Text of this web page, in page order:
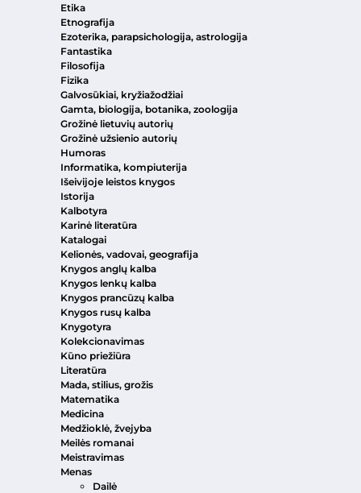
Etika
Etnografija
Ezoterika, parapsichologija, astrologija
Fantastika
Filosofija
Fizika
Galvosūkiai, kryžiažodžiai
Gamta, biologija, botanika, zoologija
Grožinė lietuvių autorių
Grožinė užsienio autorių
Humoras
Informatika, kompiuterija
Išeivijoje leistos knygos
Istorija
Kalbotyra
Karinė literatūra
Katalogai
Kelionės, vadovai, geografija
Knygos anglų kalba
Knygos lenkų kalba
Knygos prancūzų kalba
Knygos rusų kalba
Knygotyra
Kolekcionavimas
Kūno priežiūra
Literatūra
Mada, stilius, grožis
Matematika
Medicina
Medžioklė, žvejyba
Meilės romanai
Meistravimas
Menas
Dailė